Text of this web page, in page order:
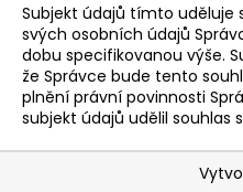
Subjekt údajů tímto uděluje
svých osobních údajů
dobu specifikovanou výše.
že Správce bude tento
plnění právní povinnosti
subjekt údajů udělil souhlas
Z